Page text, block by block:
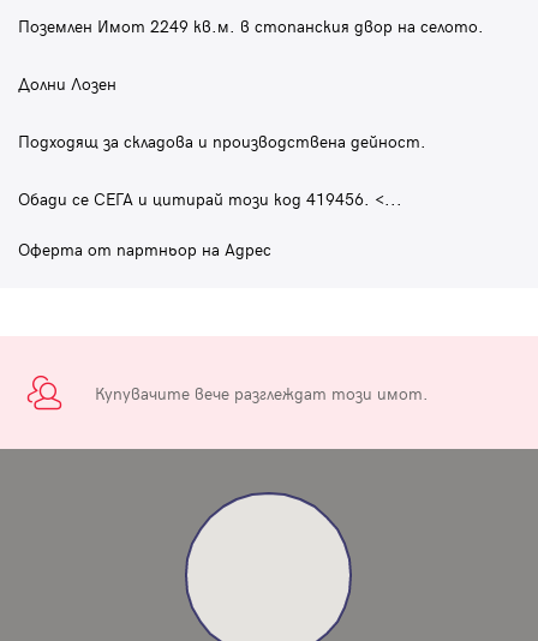
Поземлен Имот 2249 кв.м. в стопанския двор на селото.
Долни Лозен
Подходящ за складова и производствена дейност.
Обади се СЕГА и цитирай този код 419456. <...
Оферта от партньор на Адрес
Купувачите вече разглеждат този имот.